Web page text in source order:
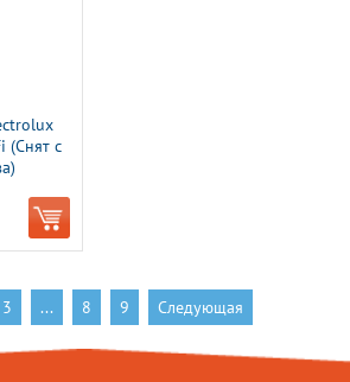
(Снят с
3 ... 8 9 Следующая